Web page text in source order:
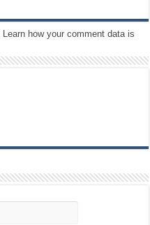
Learn how your comment data is